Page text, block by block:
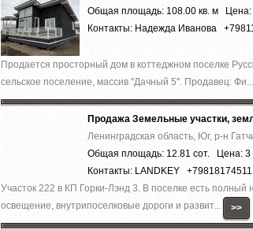
Общая площадь: 108.00 кв. м Цена:
Контакты: Надежда Иванова
Продается просторный дом в коттеджном поселке
сельское поселение, массив ''Дачный 5''. Продавец: Фи...
Продажа Земельные участки,
Ленинградская область, Юг, р-н
Общая площадь: 12.81 сот. Цена: 3
Контакты: LANDKEY
Участок 222 в КП Горки-Лэнд 3. В поселке есть полный
освещение, внутрипоселковые дороги и развит...
>>